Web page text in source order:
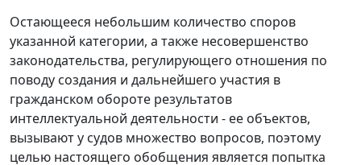
Остающееся небольшим количество споров
указанной категории, а также несовершенство
законодательства, регулирующего отношения по
поводу создания и дальнейшего участия в
гражданском обороте результатов
интеллектуальной деятельности - ее объектов,
вызывают у судов множество вопросов, поэтому
целью настоящего обобщения является попытка